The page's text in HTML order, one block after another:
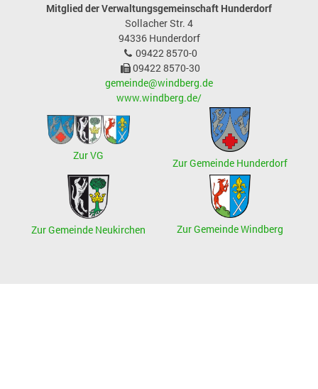
Mitglied der Verwaltungsgemeinschaft Hunderdorf
Sollacher Str. 4
94336 Hunderdorf
09422 8570-0
09422 8570-30
gemeinde@windberg.de
www.windberg.de/
Zur VG
Zur Gemeinde Hunderdorf
Zur Gemeinde Neukirchen Zur Gemeinde Windberg